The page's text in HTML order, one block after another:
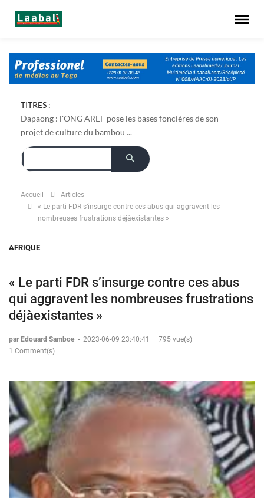
TITRES :
Dapaong : l'ONG AREF pose les bases foncières de son
projet de culture du bambou ...
Accueil
Articles
« Le parti FDR s’insurge contre ces abus qui aggravent les
nombreuses frustrations déjàexistantes »
AFRIQUE
« Le parti FDR s’insurge contre ces abus
qui aggravent les nombreuses frustrations
déjàexistantes »
par Edouard Samboe - 2023-06-09 23:40:41
795 vue(s)
1 Comment(s)